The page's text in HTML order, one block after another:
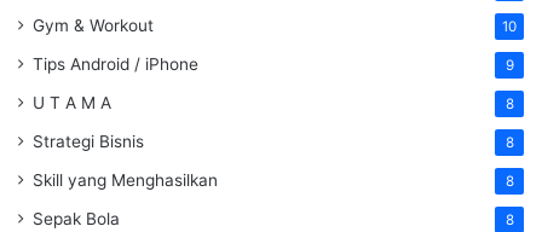
Gym & Workout 10
Tips Android / iPhone 9
U T A M A 8
Strategi Bisnis 8
Skill yang Menghasilkan 8
Sepak Bola 8